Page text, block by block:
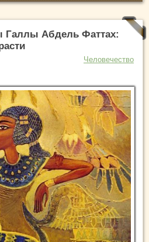
Галлы Абдель Фаттах:
Человечество